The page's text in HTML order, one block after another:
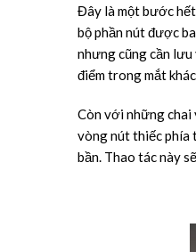
Đây là một bước
bộ phần nút được
nhưng cũng cần
điểm trong mắt
Còn với những chai
vòng nút thiếc phía
bần. Thao tác này